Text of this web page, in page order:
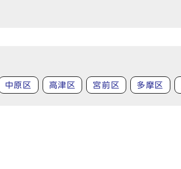
中原区 高津区 宮前区 多摩区